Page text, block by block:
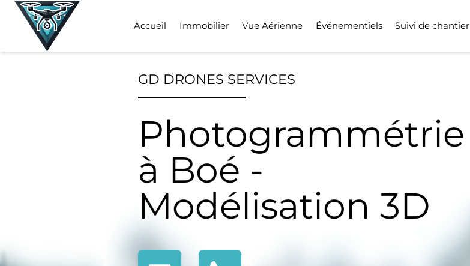
Skip
Accueil Immobilier Vue Aérienne Événementiels Suivi de chantier
GD DRONES SERVICES
Photogrammétrie
à Boé -
Modélisation 3D